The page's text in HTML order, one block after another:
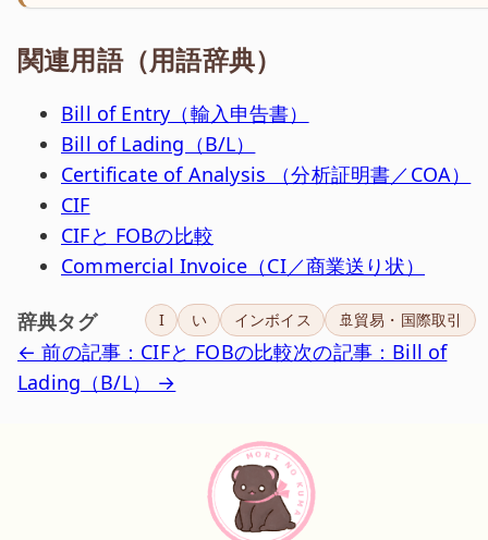
関連用語（用語辞典）
Bill of Entry（輸入申告書）
Bill of Lading（B/L）
Certificate of Analysis （分析証明書／COA）
CIF
CIFと FOBの比較
Commercial Invoice（CI／商業送り状）
辞典タグ I い インボイス 🚢貿易・国際取引
← 前の記事：CIFと FOBの比較次の記事：Bill of
Lading（B/L） →